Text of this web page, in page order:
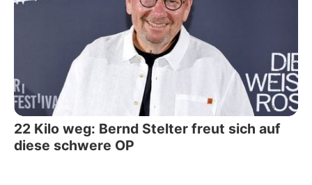
22 Kilo weg: Bernd Stelter freut sich auf
diese schwere OP